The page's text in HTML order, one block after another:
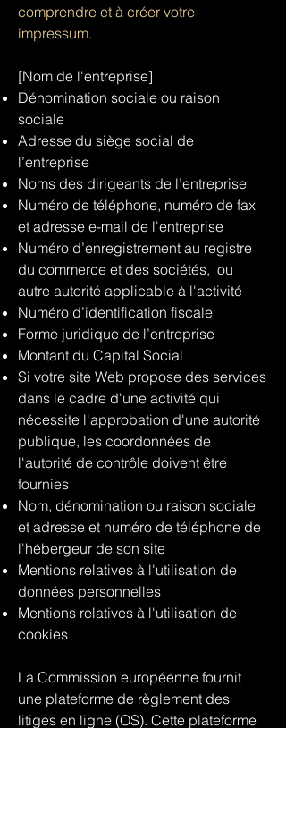
comprendre et à créer votre
impressum.
[Nom de l'entreprise]
Dénomination sociale ou raison
sociale
Adresse du siège social de
l’entreprise
Noms des dirigeants de l’entreprise
Numéro de téléphone, numéro de fax
et adresse e-mail de l'entreprise
Numéro d’enregistrement au registre
du commerce et des sociétés, ou
autre autorité applicable à l'activité
Numéro d’identification fiscale
Forme juridique de l’entreprise
Montant du Capital Social
Si votre site Web propose des services
dans le cadre d'une activité qui
nécessite l'approbation d'une autorité
publique, les coordonnées de
l'autorité de contrôle doivent être
fournies
Nom, dénomination ou raison sociale
et adresse et numéro de téléphone de
l'hébergeur de son site
Mentions relatives à l'utilisation de
données personnelles
Mentions relatives à l'utilisation de
cookies
La Commission européenne fournit
une plateforme de règlement des
litiges en ligne (OS). Cette plateforme